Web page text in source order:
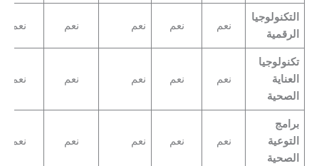
التكنولوجيا
الرقمية
نعم نعم نعم نعم نعم
تكنولوجيا
العناية
الصحية
نعم نعم نعم نعم نعم
برامج
التوعية
الصحية
نعم نعم نعم نعم نعم